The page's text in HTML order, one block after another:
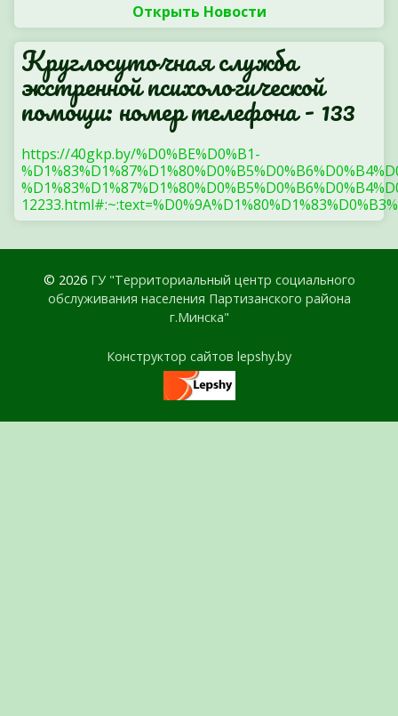
Открыть Новости
Круглосуточная служба
экстренной психологической
помощи: номер телефона - 133
https://40gkp.by/%D0%BE%D0%B1-
© 2026 ГУ "Территориальный центр социального
обслуживания населения Партизанского района
г.Минска"
Конструктор сайтов lepshy.by